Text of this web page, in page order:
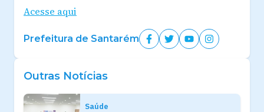
Acesse aqui
Prefeitura de Santarém
Outras Notícias
Saúde